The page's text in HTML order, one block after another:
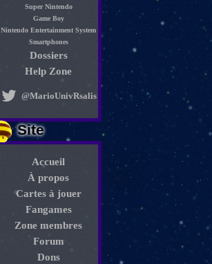
Super Nintendo
Game Boy
Nintendo Entertainment System
Smartphones
Dossiers
Help Zone
@MarioUnivRsalis
Site
Accueil
À propos
Cartes à jouer
Fangames
Zone membres
Forum
Dons